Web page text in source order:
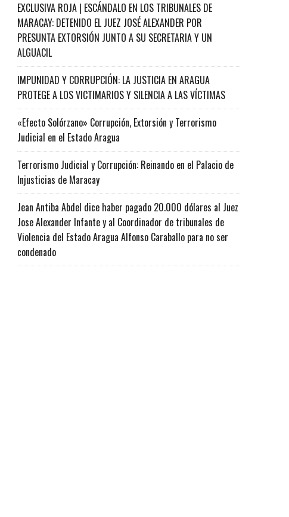
EXCLUSIVA ROJA | ESCÁNDALO EN LOS TRIBUNALES DE
MARACAY: DETENIDO EL JUEZ JOSÉ ALEXANDER POR
PRESUNTA EXTORSIÓN JUNTO A SU SECRETARIA Y UN
ALGUACIL
IMPUNIDAD Y CORRUPCIÓN: LA JUSTICIA EN ARAGUA
PROTEGE A LOS VICTIMARIOS Y SILENCIA A LAS VÍCTIMAS
«Efecto Solórzano» Corrupción, Extorsión y Terrorismo
Judicial en el Estado Aragua
Terrorismo Judicial y Corrupción: Reinando en el Palacio de
Injusticias de Maracay
Jean Antiba Abdel dice haber pagado 20.000 dólares al Juez
Jose Alexander Infante y al Coordinador de tribunales de
Violencia del Estado Aragua Alfonso Caraballo para no ser
condenado